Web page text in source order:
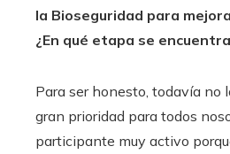
la Bioseguridad para
¿En qué etapa se
Para ser honesto, todavía no
gran prioridad para todos
participante muy activo